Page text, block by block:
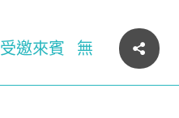
受邀來賓 無